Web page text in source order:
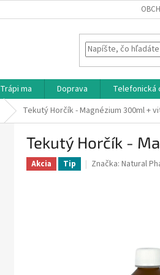
Trápi ma Doprava Telefonická
Tekutý Horčík - Magnézium 300ml +
Tekutý Horčík -
Akcia Tip Značka: Natural